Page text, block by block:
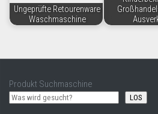
Ungeprüfte Retourenware
Waschmaschine
Produkt Suchmaschine
LOS